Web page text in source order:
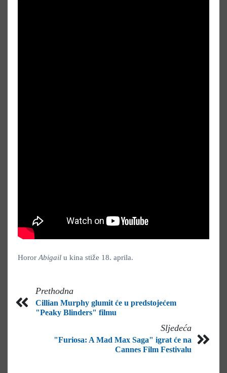
Horor Abigail u kina stiže 18. aprila.
Prethodna
Cillian Murphy glumit će u predstojećem
"Peaky Blinders" filmu
Sljedeća
"Furiosa: A Mad Max Saga" igrat će na
Cannes Film Festivalu